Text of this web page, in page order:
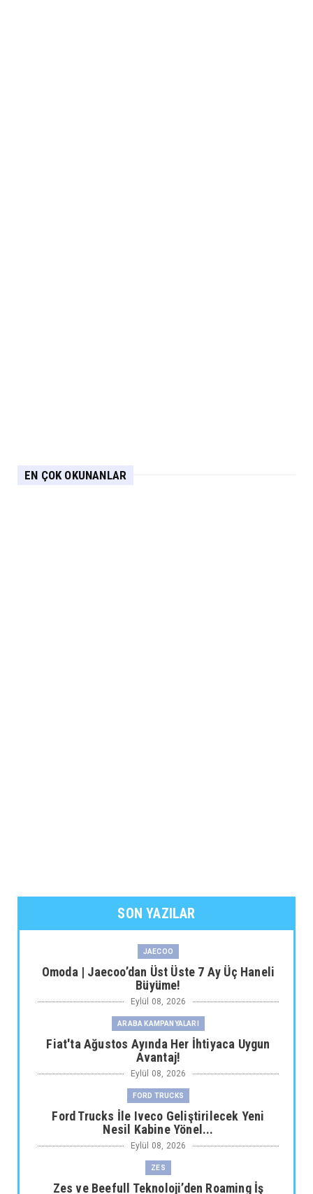
EN ÇOK OKUNANLAR
SON YAZILAR
JAECOO
Omoda | Jaecoo’dan Üst Üste 7 Ay Üç Haneli
Büyüme!
Eylül 08, 2026
ARABA KAMPANYALARI
Fiat'ta Ağustos Ayında Her İhtiyaca Uygun
Avantaj!
Eylül 08, 2026
FORD TRUCKS
Ford Trucks İle Iveco Geliştirilecek Yeni
Nesil Kabine Yönel...
Eylül 08, 2026
ZES
Zes ve Beefull Teknoloji’den Roaming İş